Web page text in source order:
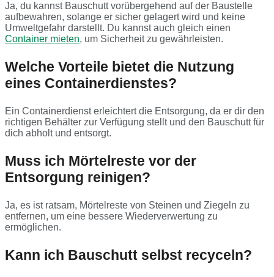
Ja, du kannst Bauschutt vorübergehend auf der Baustelle
aufbewahren, solange er sicher gelagert wird und keine
Umweltgefahr darstellt. Du kannst auch gleich einen
Container mieten, um Sicherheit zu gewährleisten.
Welche Vorteile bietet die Nutzung
eines Containerdienstes?
Ein Containerdienst erleichtert die Entsorgung, da er dir den
richtigen Behälter zur Verfügung stellt und den Bauschutt für
dich abholt und entsorgt.
Muss ich Mörtelreste vor der
Entsorgung reinigen?
Ja, es ist ratsam, Mörtelreste von Steinen und Ziegeln zu
entfernen, um eine bessere Wiederverwertung zu
ermöglichen.
Kann ich Bauschutt selbst recyceln?